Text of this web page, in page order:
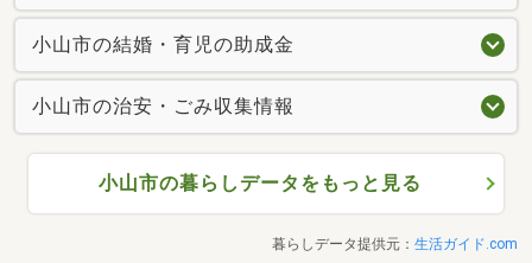
小山市の結婚・育児の助成金
小山市の治安・ごみ収集情報
小山市の暮らしデータをもっと見る
暮らしデータ提供元： 生活ガイド.com